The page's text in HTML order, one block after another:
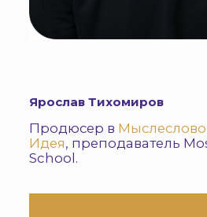
Ярослав Тихомиров
Продюсер в Мыслеслово
Идея, преподаватель
School.